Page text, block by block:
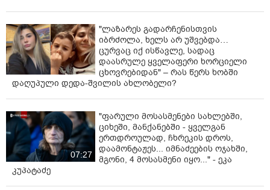
"ლაზარეს გადარჩენისთვის
იბრძოლა, ხელს არ უშვებდა…
ცურვაც იქ ისწავლე, სადაც
დაასრულე ყველაფერი ხორციელი
ცხოვრებიდან" – რას წერს ხობში
დაღუპული დედა-შვილის ახლობელი?
07:27
"ფარული მოსასმენები სახლებში,
ციხეში, მანქანებში - ყველგან
ერთდროულად, ჩხრეკის დროს,
დაამონტაჟეს... იმნაძეების ოჯახში,
მგონი, 4 მოსასმენი იყო..." - ეკა
კუპატაძე